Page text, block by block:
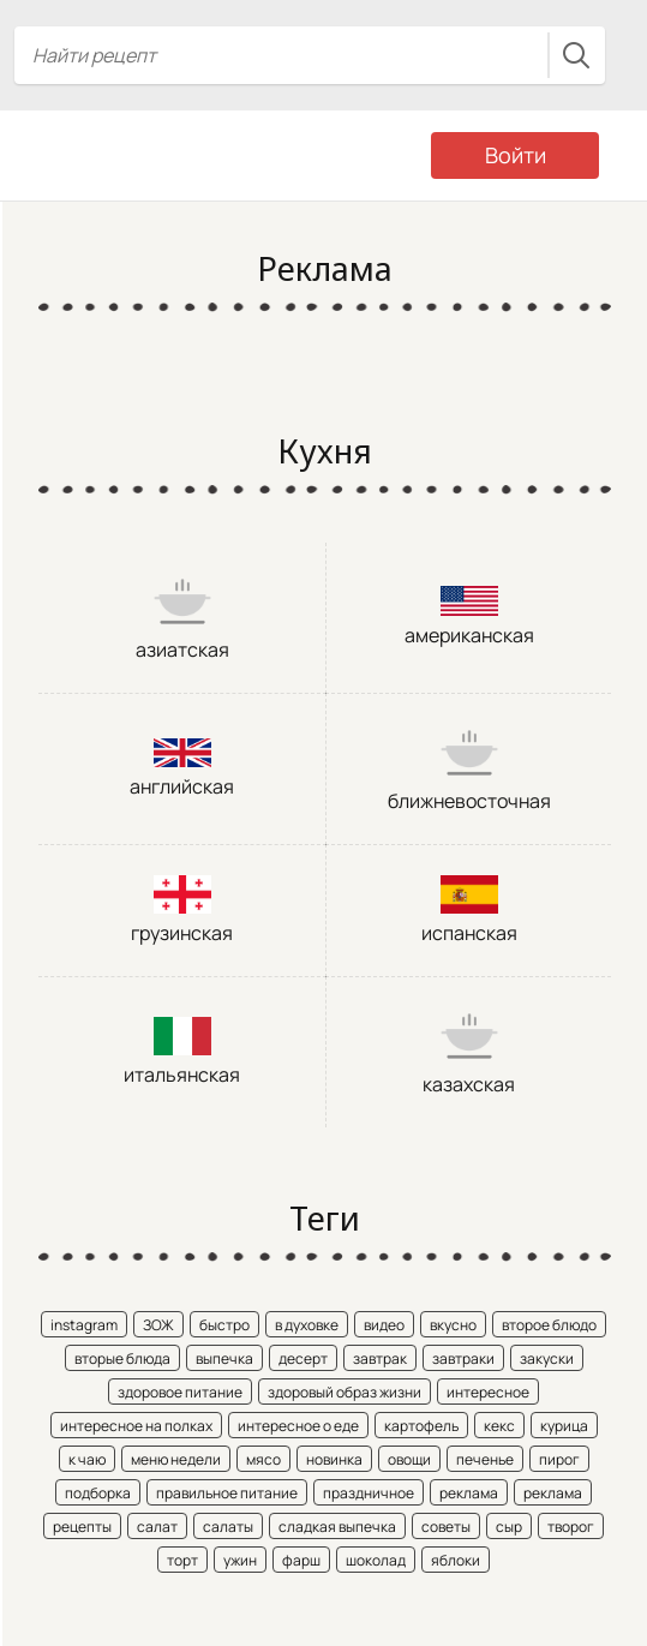
Войти
Реклама
Кухня
азиатская
американская
английская
ближневосточная
грузинская испанская
итальянская казахская
Теги
instagram ЗОЖ быстро в духовке видео вкусно
второе блюдо
вторые блюда
выпечка десерт завтрак завтраки
закуски
здоровое питание
здоровый образ жизни
интересное
интересное на полках
интересное о еде картофель кекс
курица
к чаю
меню недели мясо новинка овощи печенье
пирог
подборка
правильное питание праздничное реклама
реклама
рецепты
салат салаты сладкая выпечка советы сыр
творог
торт
ужин фарш шоколад яблоки